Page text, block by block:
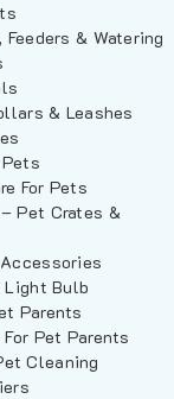
& Watering
& Leashes
For Pets
Pet Crates &
Bulb
Parents
Pet Parents
Cleaning